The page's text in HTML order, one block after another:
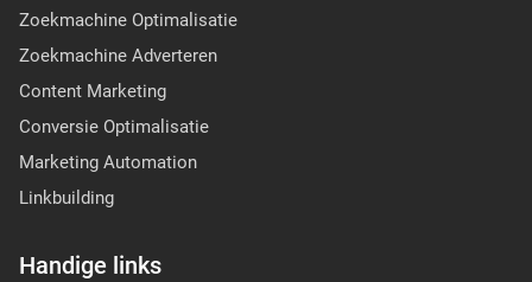
Zoekmachine Optimalisatie
Zoekmachine Adverteren
Content Marketing
Conversie Optimalisatie
Marketing Automation
Linkbuilding
Handige links